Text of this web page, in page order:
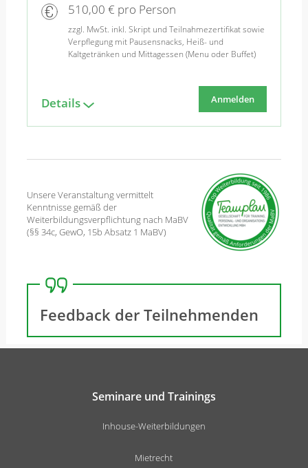
510,00 € pro Person
zzgl. MwSt. inkl. Skript und Teilnahmezertifikat sowie
Verpflegung mit Pausensnacks, Heiß- und
Kaltgetränken und Mittagessen (Menu oder Buffet)
Details Anmelden
Unsere Veranstaltung vermittelt
Kenntnisse gemäß der
Weiterbildungsverpflichtung nach MaBV
(§§ 34c, GewO, 15b Absatz 1 MaBV)
Feedback der Teilnehmenden
Seminare und Trainings
Inhouse-Weiterbildungen
Mietrecht